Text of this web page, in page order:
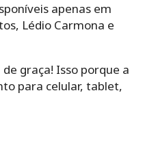
apenas em
Lédio Carmona e
graça! Isso porque a
para celular, tablet,